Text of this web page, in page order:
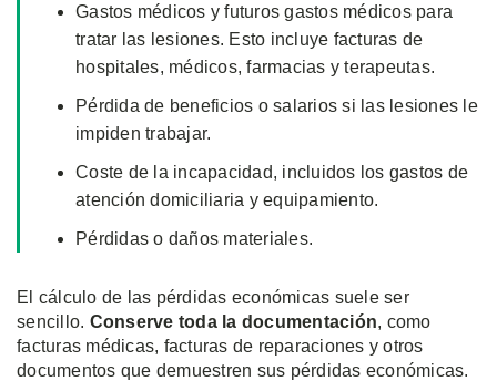
Gastos médicos y futuros gastos médicos para
tratar las lesiones. Esto incluye facturas de
hospitales, médicos, farmacias y terapeutas.
Pérdida de beneficios o salarios si las lesiones le
impiden trabajar.
Coste de la incapacidad, incluidos los gastos de
atención domiciliaria y equipamiento.
Pérdidas o daños materiales.
El cálculo de las pérdidas económicas suele ser
sencillo. Conserve toda la documentación, como
facturas médicas, facturas de reparaciones y otros
documentos que demuestren sus pérdidas económicas.